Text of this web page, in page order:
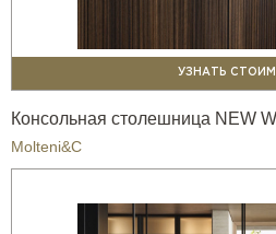
УЗНАТЬ
Консольная столешница NEW
Molteni&C